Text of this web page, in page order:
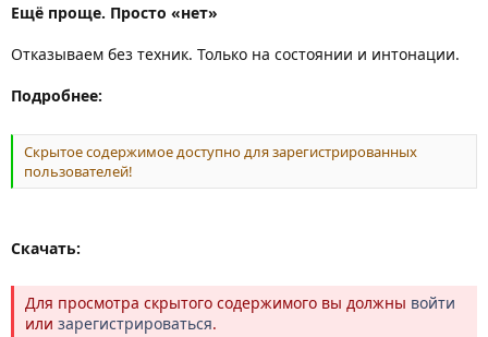
Ещё проще. Просто «нет»
Отказываем без техник. Только на состоянии и интонации.
Подробнее:
Скрытое содержимое доступно для зарегистрированных
пользователей!
Скачать:
Для просмотра скрытого содержимого вы должны войти
или зарегистрироваться.